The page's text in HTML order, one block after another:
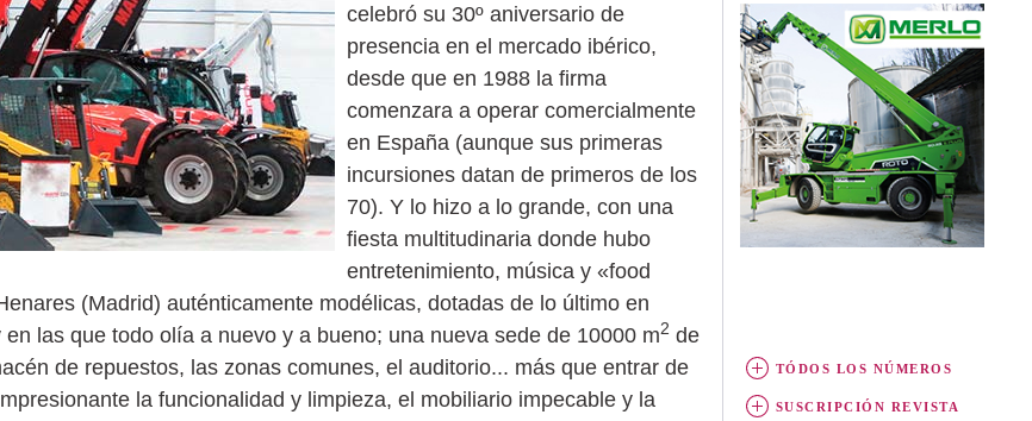
celebró su 30º aniversario de
presencia en el mercado ibérico,
desde que en 1988 la firma
comenzara a operar comercialmente
en España (aunque sus primeras
incursiones datan de primeros de los
70). Y lo hizo a lo grande, con una
fiesta multitudinaria donde hubo
entretenimiento, música y «food
(Madrid) auténticamente modélicas, dotadas de lo último en
las que todo olía a nuevo y a bueno; una nueva sede de 10000 m2 de
de repuestos, las zonas comunes, el auditorio... más que entrar de
la funcionalidad y limpieza, el mobiliario impecable y la
TÓDOS LOS NÚMEROS
SUSCRIPCIÓN REVISTA